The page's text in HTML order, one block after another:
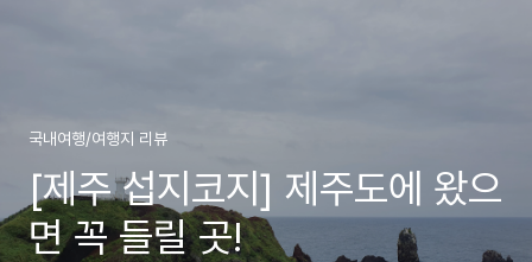
국내여행/여행지 리뷰
[제주 섭지코지] 제주도에 왔으
면 꼭 들릴 곳!